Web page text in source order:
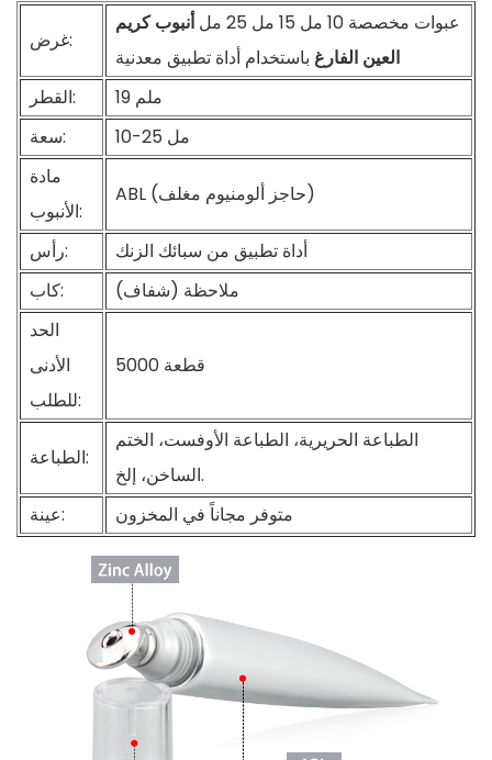
غرض:
عبوات مخصصة 10 مل 15 مل 25 مل
أنبوب كريم
العين الفارغ باستخدام أداة تطبيق معدنية
القطر:
19 ملم
سعة:
10-25 مل
مادة
الأنبوب:
ABL (حاجز ألومنيوم مغلف)
رأس:
أداة تطبيق من سبائك الزنك
كاب:
ملاحظة (شفاف)
الحد
الأدنى
للطلب:
5000 قطعة
الطباعة:
الطباعة الحريرية، الطباعة الأوفست، الختم
الساخن، إلخ.
عينة:
متوفر مجاناً في المخزون